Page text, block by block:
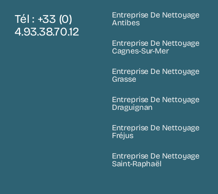
Tél : +33 (0)
4.93.38.70.12
Entreprise De Nettoyage
Antibes
Entreprise De Nettoyage
Cagnes-Sur-Mer
Entreprise De Nettoyage
Grasse
Entreprise De Nettoyage
Draguignan
Entreprise De Nettoyage
Fréjus
Entreprise De Nettoyage
Saint-Raphaël